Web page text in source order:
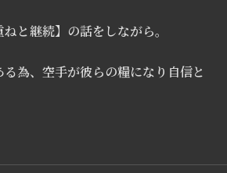
ねと継続】の話をしながら。
為、空手が彼らの糧になり自信と